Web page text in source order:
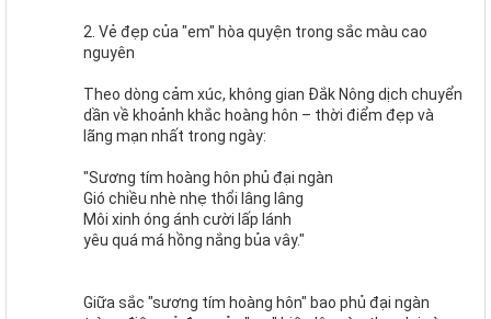
2. Vẻ đẹp của "em" hòa quyện trong sắc màu cao
nguyên
Theo dòng cảm xúc, không gian Đắk Nông dịch chuyển
dần về khoảnh khắc hoàng hôn – thời điểm đẹp và
lãng mạn nhất trong ngày:
"Sương tím hoàng hôn phủ đại ngàn
Gió chiều nhè nhẹ thổi lâng lâng
Môi xinh óng ánh cười lấp lánh
yêu quá má hồng nắng bủa vây."
Giữa sắc "sương tím hoàng hôn" bao phủ đại ngàn